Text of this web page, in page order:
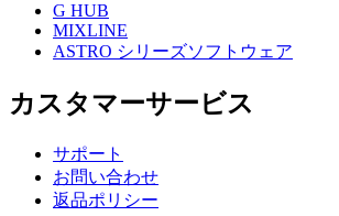
G HUB
MIXLINE
ASTRO シリーズソフトウェア
カスタマーサービス
サポート
お問い合わせ
返品ポリシー